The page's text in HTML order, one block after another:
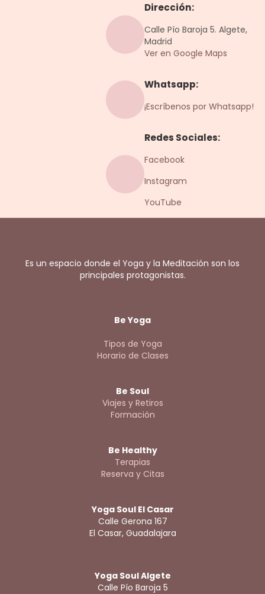
Dirección:
Calle Pío Baroja 5. Algete,
Madrid
Ver en Google Maps
Whatsapp:
¡Escríbenos por Whatsapp!
Redes Sociales:
Facebook
Instagram
YouTube
Es un espacio donde el Yoga y la Meditación son los
principales protagonistas.
Be Yoga
Tipos de Yoga
Horario de Clases
Be Soul
Viajes y Retiros
Formación
Be Healthy
Terapias
Reserva y Citas
Yoga Soul El Casar
Calle Gerona 167
El Casar, Guadalajara
Yoga Soul Algete
Calle Pío Baroja 5